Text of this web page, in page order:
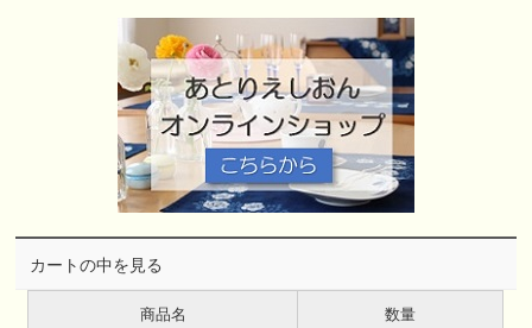
カートの中を見る
商品名 数量